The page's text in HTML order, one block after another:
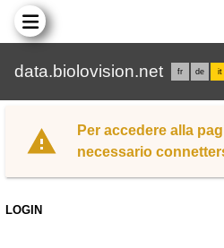
data.biolovision.net fr de it
Per accedere alla
necessario
LOGIN